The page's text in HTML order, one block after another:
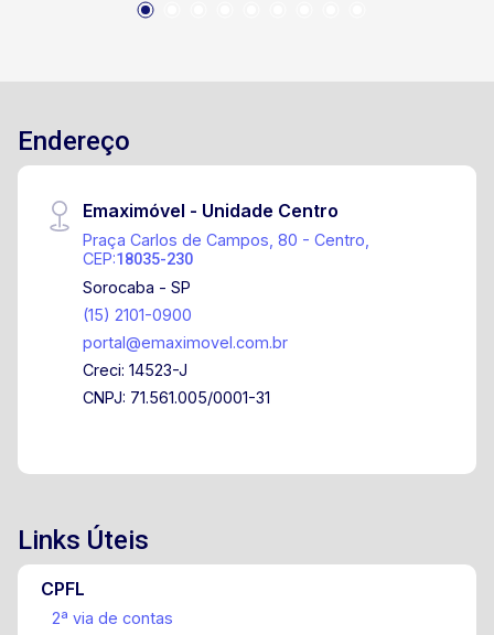
otimizando custos de fundação e garantindo um
Endereço
Emaximóvel - Unidade Centro
Praça Carlos de Campos, 80 - Centro,
CEP:18035-230
Sorocaba - SP
(15) 2101-0900
portal@emaximovel.com.br
Creci: 14523-J
CNPJ: 71.561.005/0001-31
Links Úteis
CPFL
2ª via de contas